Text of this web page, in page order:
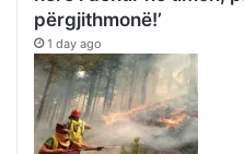
përgjithmonë!’
1 day ago